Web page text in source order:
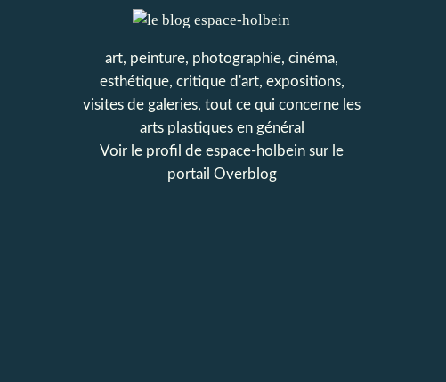
art, peinture, photographie, cinéma,
esthétique, critique d'art, expositions,
visites de galeries, tout ce qui concerne les
arts plastiques en général
Voir le profil de espace-holbein sur le
portail Overblog